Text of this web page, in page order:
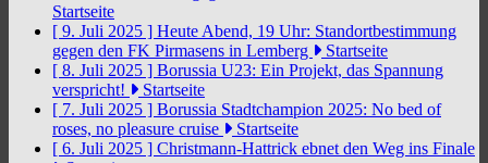
Startseite
[ 9. Juli 2025 ] Heute Abend, 19 Uhr: Standortbestimmung
gegen den FK Pirmasens in Lemberg
Startseite
[ 8. Juli 2025 ] Borussia U23: Ein Projekt, das Spannung
verspricht!
Startseite
[ 7. Juli 2025 ] Borussia Stadtchampion 2025: No bed of
roses, no pleasure cruise
Startseite
[ 6. Juli 2025 ] Christmann-Hattrick ebnet den Weg ins Finale